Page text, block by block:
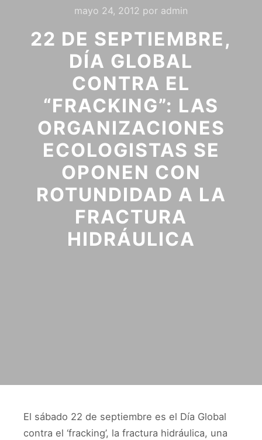
mayo 24, 2012 por admin
22 DE SEPTIEMBRE,
DÍA GLOBAL
CONTRA EL
“FRACKING”: LAS
ORGANIZACIONES
ECOLOGISTAS SE
OPONEN CON
ROTUNDIDAD A LA
FRACTURA
HIDRÁULICA
El sábado 22 de septiembre es el Día Global
contra el ‘fracking’, la fractura hidráulica, una